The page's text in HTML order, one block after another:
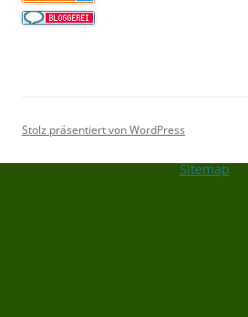
Stolz präsentiert von WordPress
Sitemap